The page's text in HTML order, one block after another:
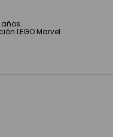
LEGO Marvel.